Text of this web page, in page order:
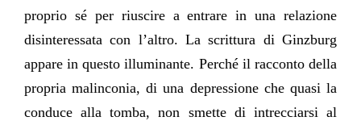
proprio sé per riuscire a entrare in una relazione
disinteressata con l’altro. La scrittura di Ginzburg
appare in questo illuminante. Perché il racconto della
propria malinconia, di una depressione che quasi la
conduce alla tomba, non smette di intrecciarsi al